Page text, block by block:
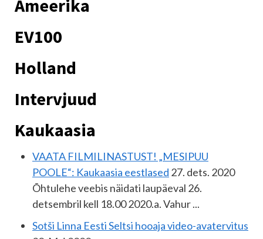
Ameerika
EV100
Holland
Intervjuud
Kaukaasia
VAATA FILMILINASTUST! „MESIPUU
POOLE“: Kaukaasia eestlased 27. dets. 2020
Õhtulehe veebis näidati laupäeval 26.
detsembril kell 18.00 2020.a. Vahur ...
Sotši Linna Eesti Seltsi hooaja video-avatervitus